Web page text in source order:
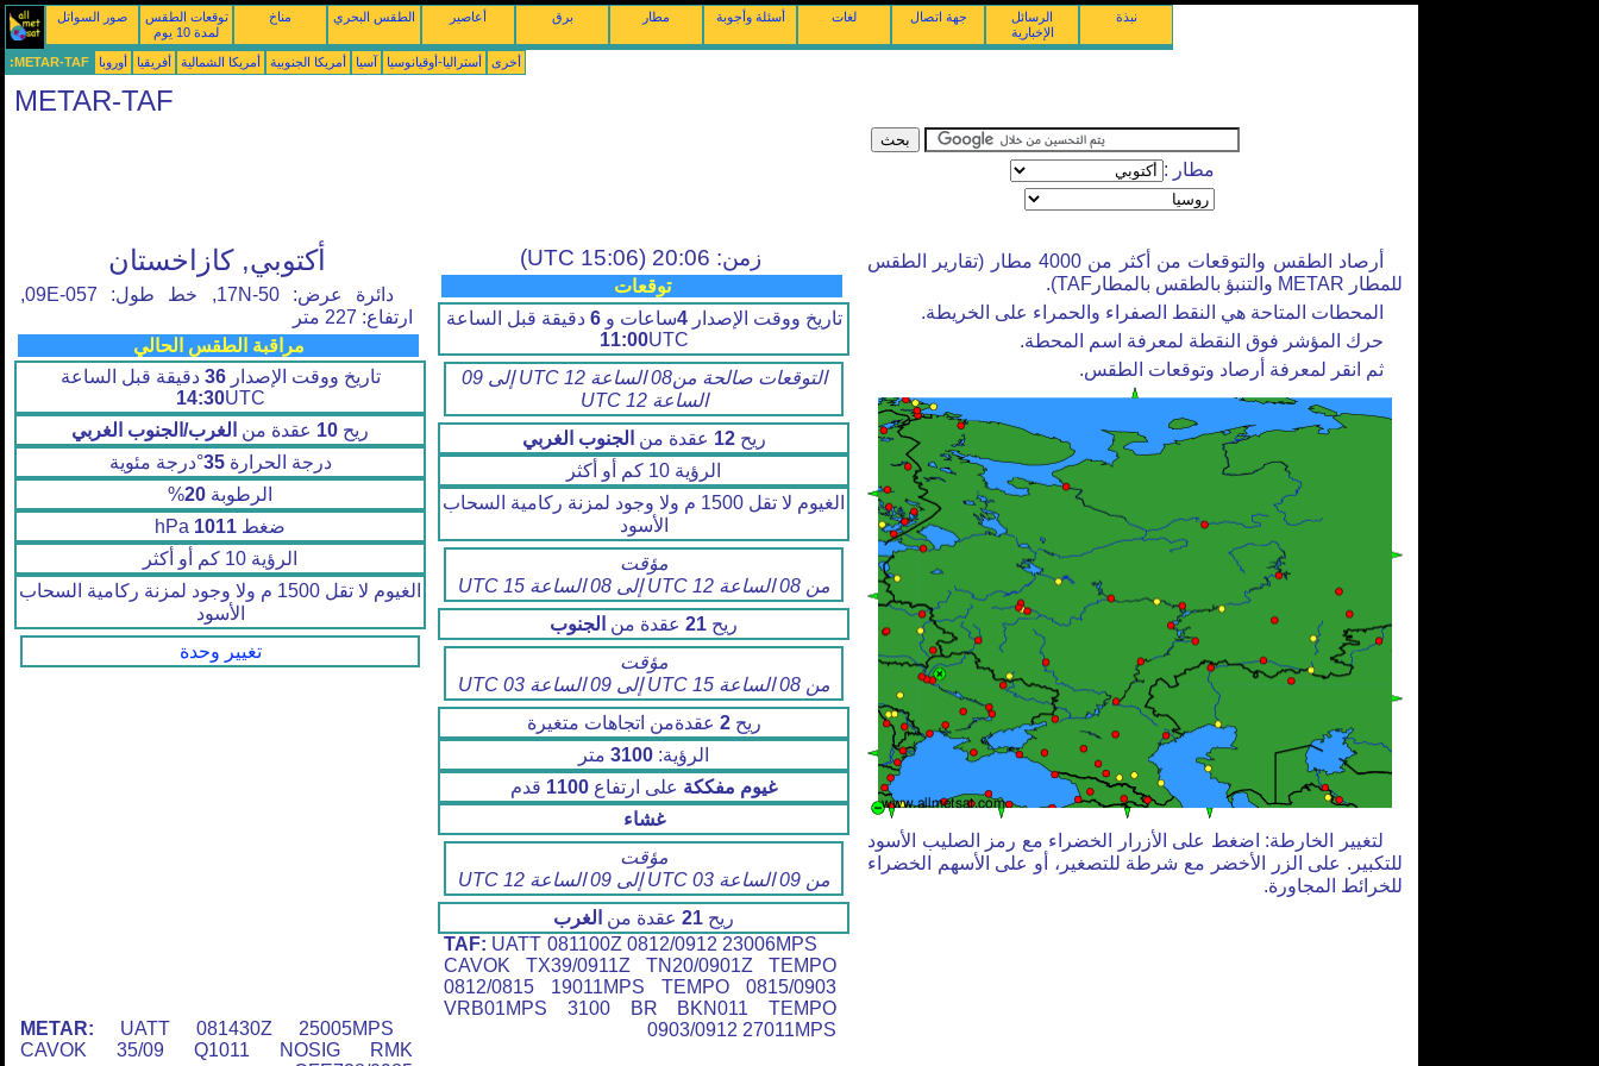
صور السواتل
توقعات الطقس
لمدة 10 يوم
مناخ الطقس البحري أعاصير برق مطار أسئلة وأجوبة لغات جهة اتصال
الرسائل
الإخبارية
نبذة
METAR-TAF: أوروبا أفريقيا أمريكا الشمالية أمريكا الجنوبية آسيا أستراليا-أوقيانوسيا أخرى
METAR-TAF
مطار :
أكتوبي, كازاخستان
دائرة عرض: 50-17N, خط طول: 057-09E,
ارتفاع: 227 متر
مراقبة الطقس الحالي
تاريخ ووقت الإصدار36 دقيقة قبل الساعة
14:30UTC
ريح 10 عقدة من الغرب/الجنوب الغربي
درجة الحرارة35°درجة مئوية
الرطوبة 20
%
ضغط 1011
الرؤية 10 كم أو أكثر
الغيوم لا تقل 1500 م ولا وجود لمزنة ركامية السحاب
الأسود
تغيير وحدة
METAR: UATT 081430Z 25005MPS
CAVOK 35/09 Q1011 NOSIG RMK
زمن: 20:06 (15:06 UTC)
توقعات
تاريخ ووقت الإصدار4ساعات و6 دقيقة قبل الساعة
11:00UTC
التوقعات صالحة من08 الساعة 12 UTC إلى 09
الساعة 12 UTC
ريح12 عقدة من الجنوب الغربي
الرؤية 10 كم أو أكثر
الغيوم لا تقل 1500 م ولا وجود لمزنة ركامية السحاب
الأسود
مؤقت
من 08 الساعة 12 UTC إلى 08 الساعة 15 UTC
ريح 21 عقدة من الجنوب
مؤقت
من 08 الساعة 15 UTC إلى 09 الساعة 03 UTC
ريح2 عقدةمن اتجاهات متغيرة
الرؤية: 3100 متر
غيوم مفككة على ارتفاع 1100 قدم
غشاء
مؤقت
من 09 الساعة 03 UTC إلى 09 الساعة 12 UTC
ريح 21 عقدة من الغرب
TAF: UATT 081100Z 0812/0912 23006MPS
CAVOK TX39/0911Z TN20/0901Z TEMPO
0812/0815 19011MPS TEMPO 0815/0903
VRB01MPS 3100 BR BKN011 TEMPO
0903/0912 27011MPS
أرصاد الطقس والتوقعات من أكثر من 4000 مطار (تقارير الطقس
للمطار METAR والتنبؤ بالطقس بالمطارTAF).
المحطات المتاحة هي النقط الصفراء والحمراء على الخريطة.
حرك المؤشر فوق النقطة لمعرفة اسم المحطة.
ثم انقر لمعرفة أرصاد وتوقعات الطقس.
لتغيير الخارطة: اضغط على الأزرار الخضراء مع رمز الصليب الأسود
للتكبير. على الزر الأخضر مع شرطة للتصغير، أو على الأسهم الخضراء
للخرائط المجاورة.